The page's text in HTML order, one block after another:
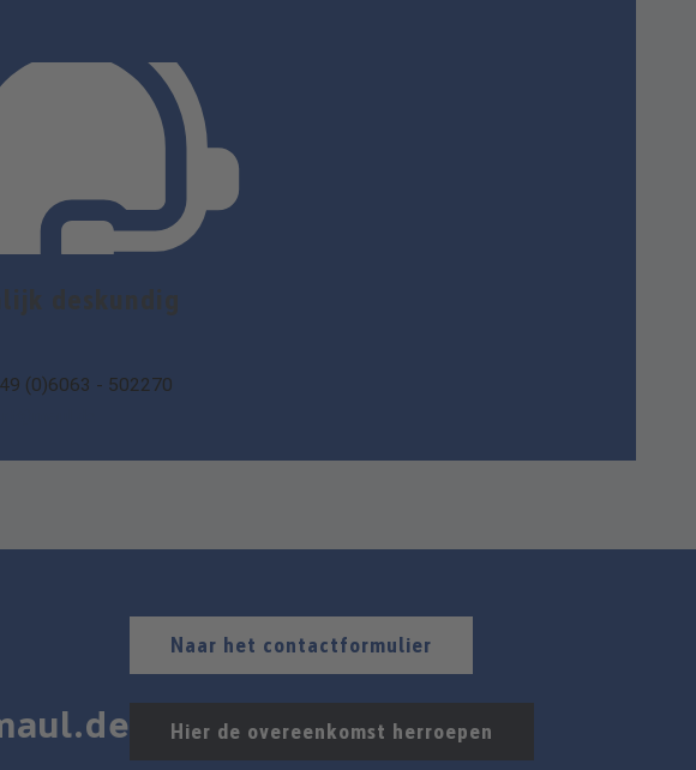
deskundig
(0)6063 - 502270
Naar het contactformulier
Hier de overeenkomst herroepen